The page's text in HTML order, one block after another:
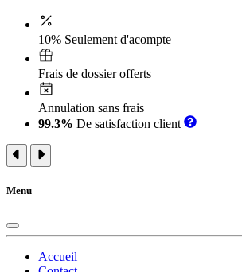
10% Seulement d'acompte
Frais de dossier offerts
Annulation sans frais
99.3% De satisfaction client
Menu
Accueil